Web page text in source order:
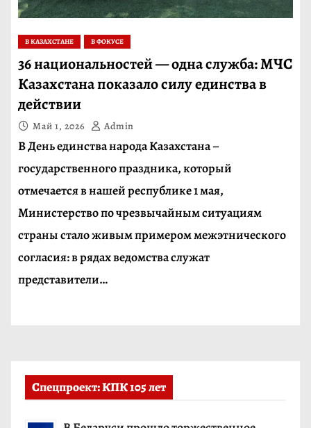
В КАЗАХСТАНЕ В ФОКУСЕ
36 национальностей — одна служба: МЧС
Казахстана показало силу единства в
действии
Май 1, 2026 Admin
В День единства народа Казахстана –
государственного праздника, который
отмечается в нашей республике 1 мая,
Министерство по чрезвычайным ситуациям
страны стало живым примером межэтнического
согласия: в рядах ведомства служат
представители…
Спецпроект: КПК 105 лет